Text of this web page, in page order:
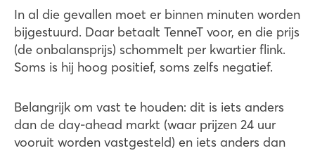
In al die gevallen moet er binnen minuten worden
bijgestuurd. Daar betaalt TenneT voor, en die prijs
(de onbalansprijs) schommelt per kwartier flink.
Soms is hij hoog positief, soms zelfs negatief.
Belangrijk om vast te houden: dit is iets anders
dan de day-ahead markt (waar prijzen 24 uur
vooruit worden vastgesteld) en iets anders dan